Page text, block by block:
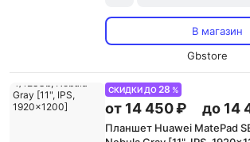
В магазин
Gbstore
СКИДКИ ДО28 %
от 14 450 ₽ до 14
Планшет Huawei MatePad